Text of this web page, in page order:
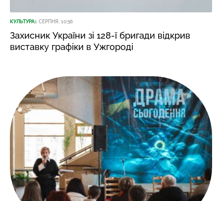
КУЛЬТУРА1 СЕРПНЯ, 10:56
Захисник України зі 128-ї бригади відкрив
виставку графіки в Ужгороді